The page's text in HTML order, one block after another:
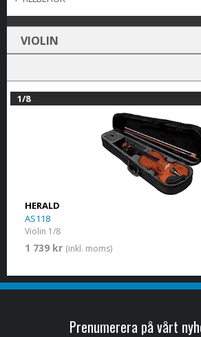
VIOLIN
1/8
HERALD
AS118
Violin 1/8
1 739 kr (inkl. moms)
Prenumerera på vårt